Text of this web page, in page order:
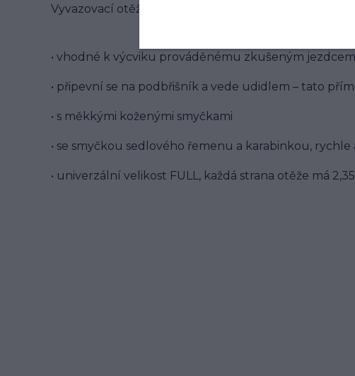
Vyvazovací otěže s nylonovou kulatou částí a
• vhodné k výcviku prováděnému zkušeným jezdcem
• připevní se na podbřišník a vede udidlem – tato
• s měkkými koženými smyčkami
• se smyčkou sedlového řemenu a karabinkou,
• univerzální velikost FULL, každá strana otěže má